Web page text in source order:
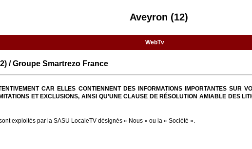
Aveyron (12)
WebTv
/ Groupe Smartrezo France
CAR ELLES CONTIENNENT DES INFORMATIONS IMPORTANTES SUR
ET EXCLUSIONS, AINSI QU’UNE CLAUSE DE RÉSOLUTION AMIABLE DES
exploités par la SASU LocaleTV désignés « Nous » ou la « Société ».